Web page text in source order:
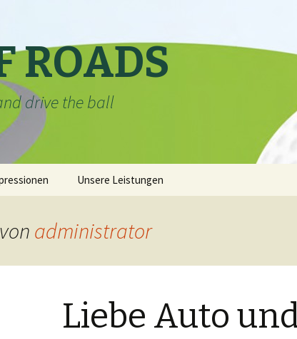
ROADS
drive the ball
Unsere Leistungen
administrator
Liebe Auto